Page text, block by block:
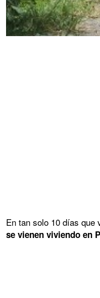
En tan solo 10 días que
se vienen viviendo en